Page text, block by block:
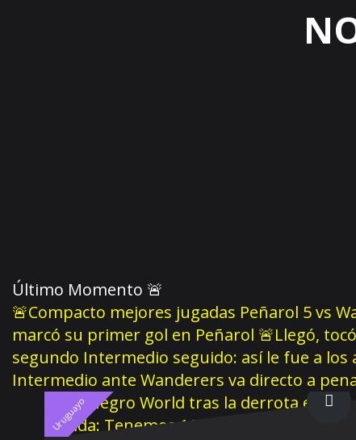
Último Momento 🚨
🚨Compacto mejores jugadas Peñarol 5 vs
marcó su primer gol en Peñarol 🚨Llegó,
segundo Intermedio seguido: así le fue a
Intermedio ante Wanderers va directo a
Uruguayo